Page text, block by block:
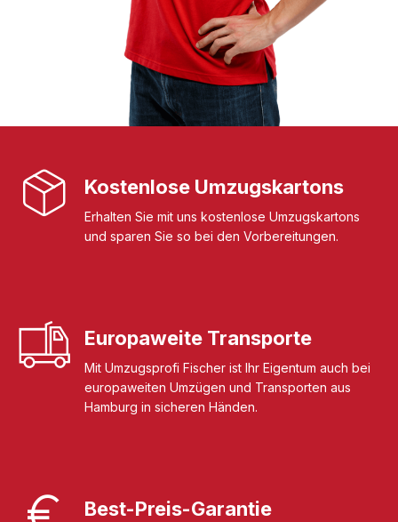
Kostenlose Umzugskartons
Erhalten Sie mit uns kostenlose Umzugskartons
und sparen Sie so bei den Vorbereitungen.
Europaweite Transporte
Mit Umzugsprofi Fischer ist Ihr Eigentum auch bei
europaweiten Umzügen und Transporten aus
Hamburg in sicheren Händen.
Best-Preis-Garantie